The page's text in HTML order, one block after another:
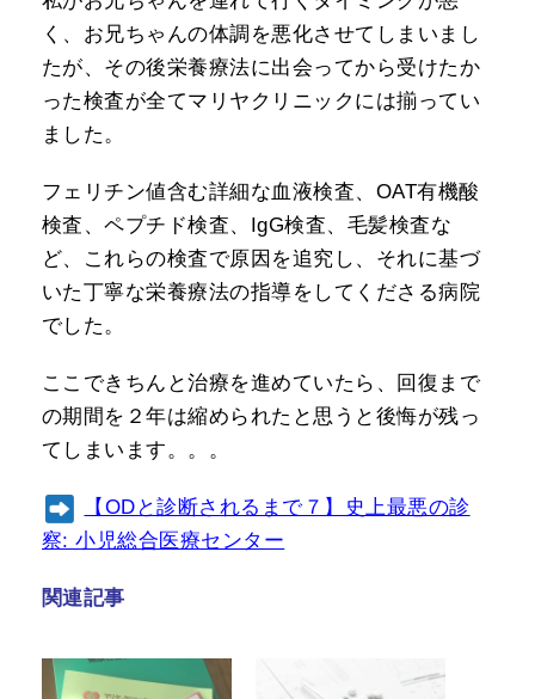
く、お兄ちゃんの体調を悪化させてしまいまし
たが、その後栄養療法に出会ってから受けたか
った検査が全てマリヤクリニックには揃ってい
ました。
フェリチン値含む詳細な血液検査、OAT有機酸
検査、ペプチド検査、IgG検査、毛髪検査な
ど、これらの検査で原因を追究し、それに基づ
いた丁寧な栄養療法の指導をしてくださる病院
でした。
ここできちんと治療を進めていたら、回復まで
の期間を２年は縮められたと思うと後悔が残っ
てしまいます。。。
【ODと診断されるまで７】史上最悪の診
察: 小児総合医療センター
関連記事